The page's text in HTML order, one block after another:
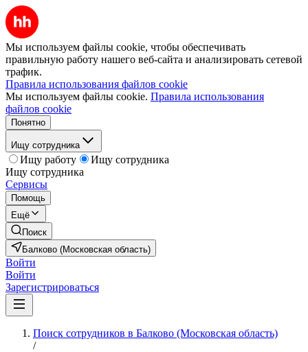
Мы используем файлы cookie, чтобы обеспечивать
правильную работу нашего веб-сайта и анализировать сетевой
трафик.
Правила использования файлов cookie
Мы используем файлы cookie. Правила использования
файлов cookie
Понятно
Ищу сотрудника
Ищу работу
Ищу сотрудника
Ищу сотрудника
Сервисы
Помощь
Ещё
Поиск
Балково (Московская область)
Войти
Войти
Зарегистрироваться
Поиск сотрудников в Балково (Московская область)
/